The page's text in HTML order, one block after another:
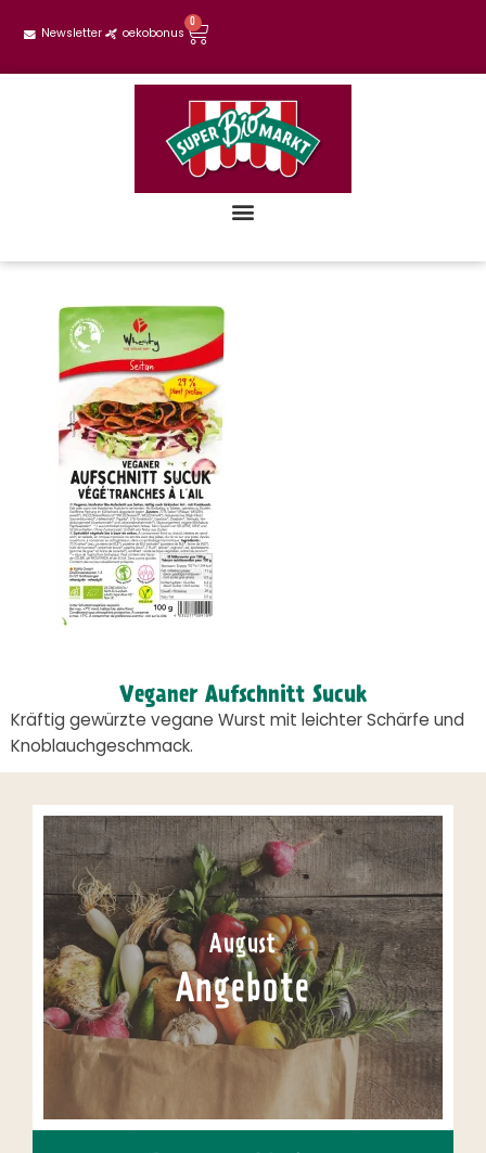
Newsletter oekobonus
0
Veganer Aufschnitt Sucuk
Kräftig gewürzte vegane Wurst mit leichter Schärfe und
Knoblauchgeschmack.
August
Angebote